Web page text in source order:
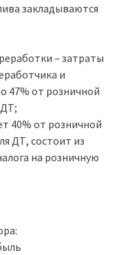
закладываются
– затраты
и
47% от розничной
40% от розничной
ДТ, состоит из
на розничную